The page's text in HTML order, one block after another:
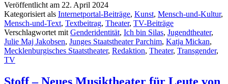
Silas!
–
Eine
bewegende
Transgendergeschichte
in
Veröffentlicht am 22. April 2024
Kategorisiert als Internetportal-Beiträge, Kunst, Mensch-und-Kultur,
Mensch-und-Text, Textbeitrag, Theater, TV-Beiträge
Verschlagwortet mit Genderidentität, Ich bin Silas, Jugendtheater,
Julie Maj Jakobsen, Junges Staatstheater Parchim, Katja Mickan,
Mecklenburgisches Staatstheater, Redaktion, Theater, Transgender,
TV